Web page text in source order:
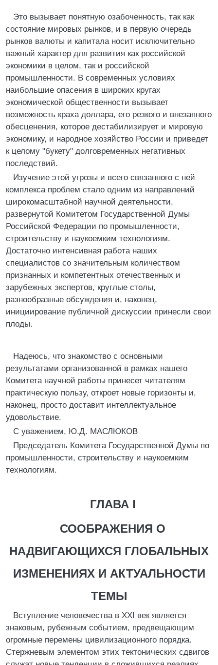
Это вызывает понятную озабоченность, так как
состояние мировых рынков, и в первую очередь
рынков валюты и капитала носит исключительно
важный характер для развития как российской
экономики в целом, так и российской
промышленности. В современных условиях
наибольшие опасения в широких кругах
экономической общественности вызывает
возможность краха доллара, его резкого и внезапного
обесценения, которое дестабилизирует и мировую
экономику, и народное хозяйство России и приведет
к целому "букету" долговременных негативных
последствий.
Изучение этой угрозы и всего связанного с ней
комплекса проблем стало одним из направлений
широкомасштабной научной деятельности,
развернутой Комитетом Государственной Думы
Российской Федерации по промышленности,
строительству и наукоемким технологиям.
Достаточно интенсивная работа наших
специалистов со значительным количеством
признанных и компетентных отечественных и
зарубежных экспертов, круглые столы,
разнообразные обсуждения и, наконец,
инициирование публичной дискуссии принесли свои
плоды.
Надеюсь, что знакомство с основными
результатами организованной в рамках нашего
Комитета научной работы принесет читателям
практическую пользу, откроет новые горизонты и,
наконец, просто доставит интеллектуальное
удовольствие.
С уважением, Ю.Д. МАСЛЮКОВ
Председатель Комитета Государственной Думы по
промышленности, строительству и наукоемким
технологиям.
ГЛАВА I
СООБРАЖЕНИЯ О
НАДВИГАЮЩИХСЯ ГЛОБАЛЬНЫХ
ИЗМЕНЕНИЯХ И АКТУАЛЬНОСТИ
ТЕМЫ
Вступление человечества в XXI век является
знаковым, рубежным событием, предвещающим
огромные перемены цивилизационного порядка.
Стержневым элементом этих тектонических сдвигов